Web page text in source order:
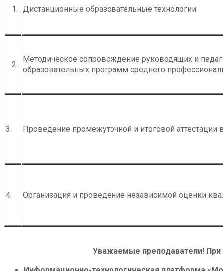
1. Дистанционные образовательные технологии
2.
Методическое сопровождение руководящих и
образовательных программ среднего
3. Проведение промежуточной и итоговой аттестации
4. Организация и проведение независимой оценки
Уважаемые преподаватели! При